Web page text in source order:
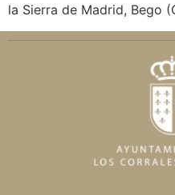
la Sierra de Madrid, Bego